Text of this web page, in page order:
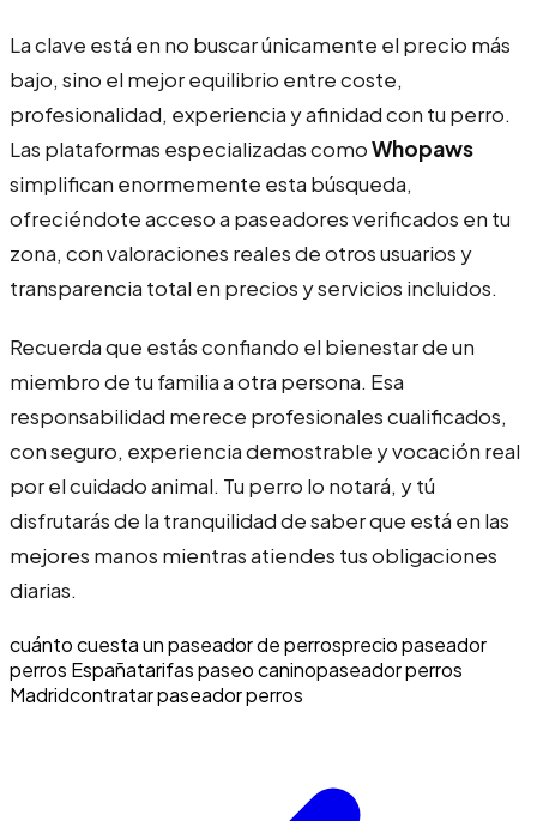
La clave está en no buscar únicamente el precio más
bajo, sino el mejor equilibrio entre coste,
profesionalidad, experiencia y afinidad con tu perro.
Las plataformas especializadas comoWhopaws
simplifican enormemente esta búsqueda,
ofreciéndote acceso a paseadores verificados en tu
zona, con valoraciones reales de otros usuarios y
transparencia total en precios y servicios incluidos.
Recuerda que estás confiando el bienestar de un
miembro de tu familia a otra persona. Esa
responsabilidad merece profesionales cualificados,
con seguro, experiencia demostrable y vocación real
por el cuidado animal. Tu perro lo notará, y tú
disfrutarás de la tranquilidad de saber que está en las
mejores manos mientras atiendes tus obligaciones
diarias.
cuánto cuesta un paseador de perrosprecio paseador
perros Españatarifas paseo caninopaseador perros
Madridcontratar paseador perros